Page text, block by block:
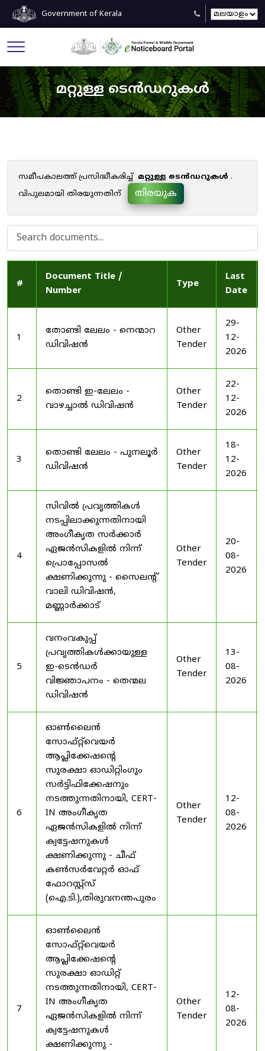
Government of Kerala
മറ്റുള്ള ടെൻഡറുകൾ
സമീപകാലത്ത് പ്രസിദ്ധീകരിച്ച് മറ്റുള്ള ടെൻഡറുകൾ .
വിപുലമായി തിരയുന്നതിന്
തിരയുക
#
Document Title /
Number
Type
Last
Date
1
തോണ്ടി ലേലം - നെന്മാറ
ഡിവിഷൻ
Other
Tender
29-
12-
2026
2
തൊണ്ടി ഇ-ലേലം -
വാഴച്ചാൽ ഡിവിഷൻ
Other
Tender
22-
12-
2026
3
തൊണ്ടി ലേലം - പുനലൂർ
ഡിവിഷൻ
Other
Tender
18-
12-
2026
4
സിവിൽ പ്രവൃത്തികൾ
നടപ്പിലാക്കുന്നതിനായി
അംഗീകൃത സർക്കാർ
ഏജൻസികളിൽ നിന്ന്
പ്രൊപ്പോസൽ
ക്ഷണിക്കുന്നു - സൈലന്റ്
വാലി ഡിവിഷൻ,
മണ്ണാർക്കാട്
Other
Tender
20-
08-
2026
5
വനംവകുപ്പ്
പ്രവൃത്തികൾക്കായുള്ള
ഇ-ടെൻഡർ
വിജ്ഞാപനം - തെന്മല
ഡിവിഷൻ
Other
Tender
13-
08-
2026
6
ഓൺലൈൻ
സോഫ്റ്റ്‌വെയർ
ആപ്ലിക്കേഷന്റെ
സുരക്ഷാ ഓഡിറ്റിംഗും
സർട്ടിഫിക്കേഷനും
നടത്തുന്നതിനായി, CERT-
IN അംഗീകൃത
ഏജൻസികളിൽ നിന്ന്
ക്വട്ടേഷനുകൾ
ക്ഷണിക്കുന്നു - ചീഫ്
കൺസർവേറ്റർ ഓഫ്
ഫോറസ്റ്റ്സ്
(ഐ.ടി.),തിരുവനന്തപുരം
Other
Tender
12-
08-
2026
7
ഓൺലൈൻ
സോഫ്റ്റ്‌വെയർ
ആപ്ലിക്കേഷന്റെ
സുരക്ഷാ ഓഡിറ്റ്
നടത്തുന്നതിനായി, CERT-
IN അംഗീകൃത
ഏജൻസികളിൽ നിന്ന്
ക്വട്ടേഷനുകൾ
ക്ഷണിക്കുന്നു -
Other
Tender
12-
08-
2026